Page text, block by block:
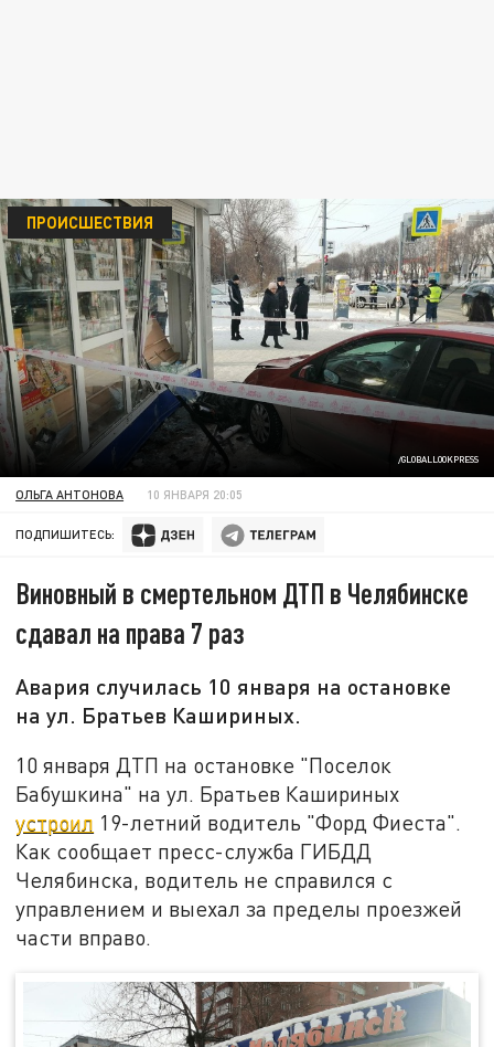
/GLOBALLOOKPRESS
ПРОИСШЕСТВИЯ
ОЛЬГА АНТОНОВА 10 ЯНВАРЯ 20:05
ПОДПИШИТЕСЬ:
Виновный в смертельном ДТП в Челябинске
сдавал на права 7 раз
Авария случилась 10 января на остановке
на ул. Братьев Кашириных.
10 января ДТП на остановке "Поселок
Бабушкина" на ул. Братьев Кашириных
устроил 19-летний водитель "Форд Фиеста".
Как сообщает пресс-служба ГИБДД
Челябинска, водитель не справился с
управлением и выехал за пределы проезжей
части вправо.